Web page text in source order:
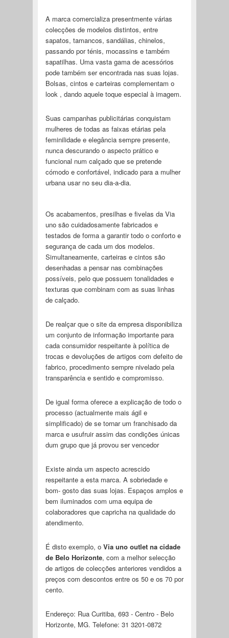
A marca comercializa presentmente várias
colecções de modelos distintos, entre
sapatos, tamancos, sandálias, chinelos,
passando por ténis, mocassins e também
sapatilhas. Uma vasta gama de acessórios
pode também ser encontrada nas suas lojas.
Bolsas, cintos e carteiras complementam o
look , dando aquele toque especial à imagem.
Suas campanhas publicitárias conquistam
mulheres de todas as faixas etárias pela
feminilidade e elegância sempre presente,
nunca descurando o aspecto prático e
funcional num calçado que se pretende
cómodo e confortável, indicado para a mulher
urbana usar no seu dia-a-dia.
Os acabamentos, presilhas e fivelas da Via
uno são cuidadosamente fabricados e
testados de forma a garantir todo o conforto e
segurança de cada um dos modelos.
Simultaneamente, carteiras e cintos são
desenhadas a pensar nas combinações
possíveis, pelo que possuem tonalidades e
texturas que combinam com as suas linhas
de calçado.
De realçar que o site da empresa disponibiliza
um conjunto de informação importante para
cada consumidor respeitante à política de
trocas e devoluções de artigos com defeito de
fabrico, procedimento sempre nivelado pela
transparência e sentido e compromisso.
De igual forma oferece a explicação de todo o
processo (actualmente mais ágil e
simplificado) de se tornar um franchisado da
marca e usufruir assim das condições únicas
dum grupo que já provou ser vencedor
Existe ainda um aspecto acrescido
respeitante a esta marca. A sobriedade e
bom- gosto das suas lojas. Espaços amplos e
bem iluminados com uma equipa de
colaboradores que capricha na qualidade do
atendimento.
É disto exemplo, o Via uno outlet na cidade
de Belo Horizonte, com a melhor selecção
de artigos de colecções anteriores vendidos a
preços com descontos entre os 50 e os 70 por
cento.
Endereço: Rua Curitiba, 693 - Centro - Belo
Horizonte, MG. Telefone: 31 3201-0872